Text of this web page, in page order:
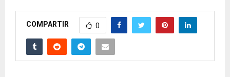
COMPARTIR 0